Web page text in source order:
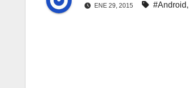
ENE 29, 2015 #Android,